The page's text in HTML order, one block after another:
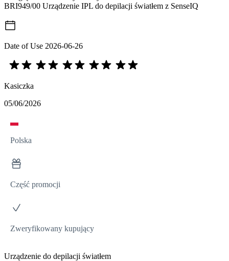
BRI949/00 Urządzenie IPL do depilacji światłem z SenseIQ
Date of Use 2026-06-26
Kasiczka
05/06/2026
Polska
Część promocji
Zweryfikowany kupujący
Urządzenie do depilacji światłem